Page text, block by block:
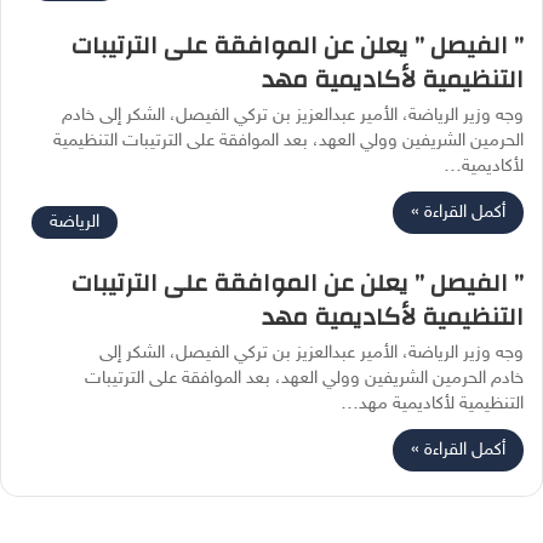
” الفيصل ” يعلن عن الموافقة على الترتيبات
التنظيمية لأكاديمية مهد
وجه وزير الرياضة، الأمير عبدالعزيز بن تركي الفيصل، الشكر إلى خادم
الحرمين الشريفين وولي العهد، بعد الموافقة على الترتيبات التنظيمية
لأكاديمية…
أكمل القراءة » الرياضة
” الفيصل ” يعلن عن الموافقة على الترتيبات
التنظيمية لأكاديمية مهد
وجه وزير الرياضة، الأمير عبدالعزيز بن تركي الفيصل، الشكر إلى
خادم الحرمين الشريفين وولي العهد، بعد الموافقة على الترتيبات
التنظيمية لأكاديمية مهد…
أكمل القراءة »